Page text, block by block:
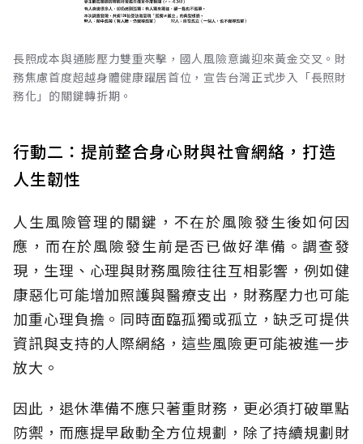
長照成本與通膨壓力雙重夾擊，國人風險意識迎來黃金交叉。財
務焦慮首度超越身體健康躍居首位，宣告台灣正式步入「長照財
務化」的關鍵轉折期。
行動二：提前整合身心財與社會網絡，打造
人生韌性
人生風險管理的關鍵，不在於風險發生後如何因
應，而在於風險發生前是否已做好準備。調查發
現，生理、心理與財務風險往往互相影響，例如健
康惡化可能增加照護與醫療支出，財務壓力也可能
加重心理負擔。同時面臨孤獨或孤立，缺乏可提供
資訊與支持的人際網絡，這些風險更可能被進一步
放大。
因此，退休準備不應只著重財務，更必須打破單點
防禦，而應提早啟動全方位規劃，除了持續規劃財